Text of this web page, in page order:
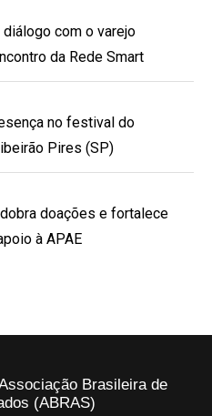
diálogo com o varejo
da Rede Smart
no festival do
Pires (SP)
doações e fortalece
à APAE
Brasileira de
(ABRAS)